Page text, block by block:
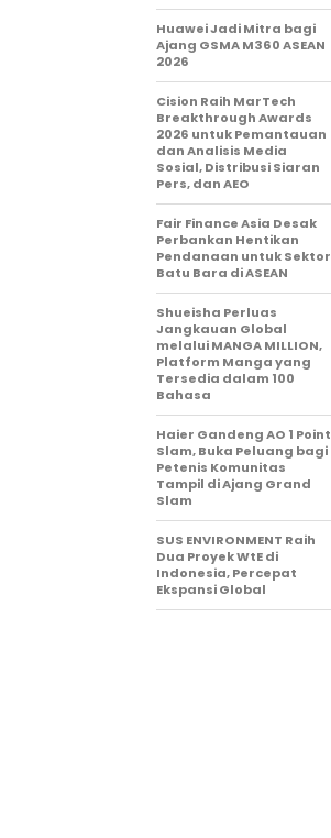
Huawei Jadi Mitra bagi
Ajang GSMA M360 ASEAN
2026
Cision Raih MarTech
Breakthrough Awards
2026 untuk Pemantauan
dan Analisis Media
Sosial, Distribusi Siaran
Pers, dan AEO
Fair Finance Asia Desak
Perbankan Hentikan
Pendanaan untuk Sektor
Batu Bara di ASEAN
Shueisha Perluas
Jangkauan Global
melalui MANGA MILLION,
Platform Manga yang
Tersedia dalam 100
Bahasa
Haier Gandeng AO 1 Point
Slam, Buka Peluang bagi
Petenis Komunitas
Tampil di Ajang Grand
Slam
SUS ENVIRONMENT Raih
Dua Proyek WtE di
Indonesia, Percepat
Ekspansi Global